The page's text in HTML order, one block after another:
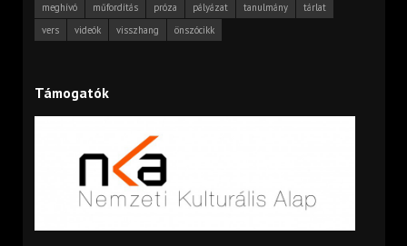
meghívó
műfordítás próza pályázat tanulmány
tárlat
vers
videók visszhang önszócikk
Támogatók